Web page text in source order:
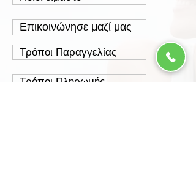
Επικοινώνησε μαζί μας
Τρόποι Παραγγελίας
Τρόποι Πληρωμής